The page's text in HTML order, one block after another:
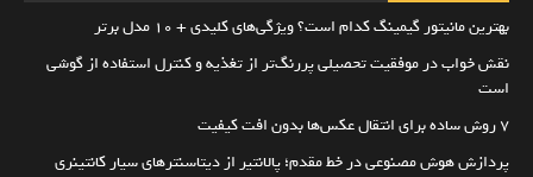
بهترین مانیتور گیمینگ کدام است؟ ویژگی‌های کلیدی + 10 مدل برتر
نقش خواب در موفقیت تحصیلی پررنگ‌تر از تغذیه و کنترل استفاده از گوشی
است
۷ روش ساده برای انتقال عکس‌ها بدون افت کیفیت
پردازش هوش مصنوعی در خط مقدم؛ پالانتیر از دیتاسنترهای سیار کانتینری